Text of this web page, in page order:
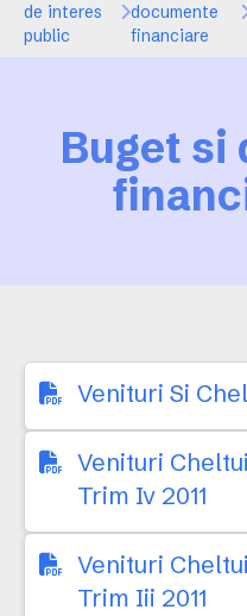
de interes
public
documente
financiare
Buget si
Venituri Si
Venituri
Trim Iv 2011
Venituri
Trim Iii 2011